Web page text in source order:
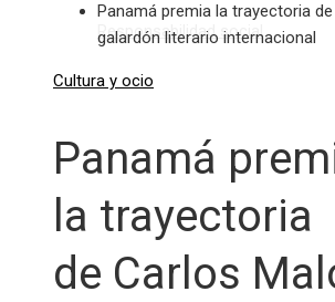
Responsabilidad social
Panamá premia la trayectoria
galardón literario internacional
Cultura y ocio
Panamá
la trayectoria
de Carlos